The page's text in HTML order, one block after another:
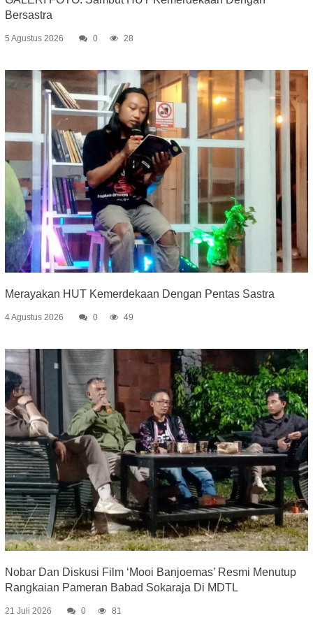
Bersastra
5 Agustus 2026 0 28
Merayakan HUT Kemerdekaan Dengan Pentas Sastra
4 Agustus 2026 0 49
Nobar Dan Diskusi Film ‘Mooi Banjoemas’ Resmi Menutup
Rangkaian Pameran Babad Sokaraja Di MDTL
21 Juli 2026 0 81